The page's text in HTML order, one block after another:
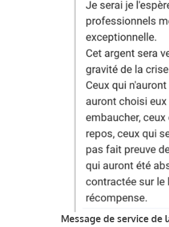
Message de service de